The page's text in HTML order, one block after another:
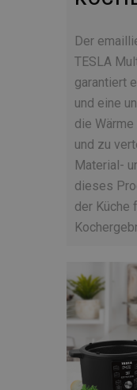
Der
TESLA
garantiert
und eine
die
und zu
Material-
dieses
der Küche